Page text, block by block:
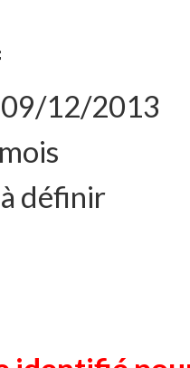
09/12/2013
à définir